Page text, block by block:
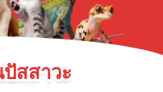
สสาวะ